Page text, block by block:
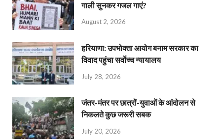
गाली सुनकर गजल गाएं?
August 2, 2026
हरियाणा: उपभोक्ता आयोग बनाम सरकार का
विवाद पहुंचा सर्वोच्च न्यायालय
July 28, 2026
जंतर-मंतर पर छात्रों-युवाओं के आंदोलन से
निकलते कुछ जरूरी सबक
July 20, 2026